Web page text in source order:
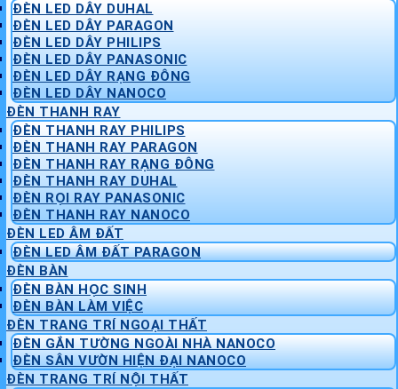
ĐÈN LED DÂY DUHAL
ĐÈN LED DÂY PARAGON
ĐÈN LED DÂY PHILIPS
ĐÈN LED DÂY PANASONIC
ĐÈN LED DÂY RẠNG ĐÔNG
ĐÈN LED DÂY NANOCO
ĐÈN THANH RAY
ĐÈN THANH RAY PHILIPS
ĐÈN THANH RAY PARAGON
ĐÈN THANH RAY RẠNG ĐÔNG
ĐÈN THANH RAY DUHAL
ĐÈN RỌI RAY PANASONIC
ĐÈN THANH RAY NANOCO
ĐÈN LED ÂM ĐẤT
ĐÈN LED ÂM ĐẤT PARAGON
ĐÈN BÀN
ĐÈN BÀN HỌC SINH
ĐÈN BÀN LÀM VIỆC
ĐÈN TRANG TRÍ NGOẠI THẤT
ĐÈN GẮN TƯỜNG NGOÀI NHÀ NANOCO
ĐÈN SÂN VƯỜN HIỆN ĐẠI NANOCO
ĐÈN TRANG TRÍ NỘI THẤT